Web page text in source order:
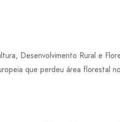
Desenvolvimento Rural e
que perdeu área florestal